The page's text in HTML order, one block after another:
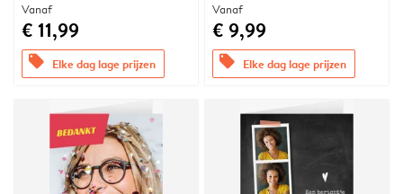
Vanaf
€ 11,99
offers Elke dag lage prijzen
Vanaf
€ 9,99
offers Elke dag lage prijzen